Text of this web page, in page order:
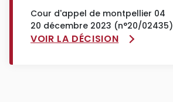
Cour d'appel de montpellier 04
20 décembre 2023 (n°20/02435)
VOIR LA DÉCISION